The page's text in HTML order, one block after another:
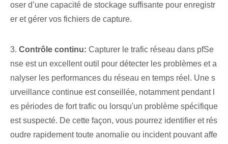
oser d’une capacité de stockage suffisante pour enregistr
er et gérer vos fichiers de capture.
3. Contrôle continu: Capturer le trafic réseau dans pfSe
nse est un excellent outil pour détecter les problèmes et a
nalyser les performances du réseau en temps réel. Une s
urveillance continue est conseillée, notamment pendant l
es périodes de fort trafic ou lorsqu'un problème spécifique
est suspecté. De cette façon, vous pourrez identifier et rés
oudre rapidement toute anomalie ou incident pouvant affe